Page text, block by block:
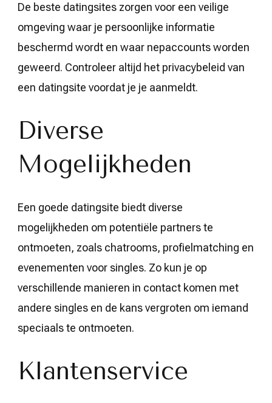
De beste datingsites zorgen voor een veilige
omgeving waar je persoonlijke informatie
beschermd wordt en waar nepaccounts worden
geweerd. Controleer altijd het privacybeleid van
een datingsite voordat je je aanmeldt.
Diverse
Mogelijkheden
Een goede datingsite biedt diverse
mogelijkheden om potentiële partners te
ontmoeten, zoals chatrooms, profielmatching en
evenementen voor singles. Zo kun je op
verschillende manieren in contact komen met
andere singles en de kans vergroten om iemand
speciaals te ontmoeten.
Klantenservice